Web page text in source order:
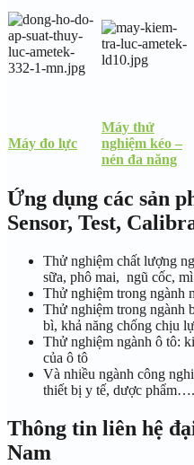
Máy đo lực
Máy thử
nghiệm kéo –
nén đa năng
Ứng dụng các sản
Sensor, Test,
Thử nghiệm chất lượng
sữa, phô mai, ngũ cốc,
Thử nghiệm trong ngành
Thử nghiệm trong ngành
bì, khả năng chống chịu
Thử nghiệm ngành ô tô:
của ô tô
Và nhiều ngành công
thiết bị y tế, dược phẩm….
Thông tin liên hệ
Nam